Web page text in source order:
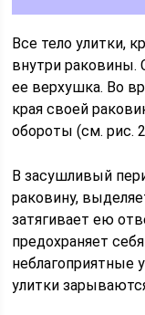
Все тело улитки,
внутри раковины.
ее верхушка. Во
края своей
обороты (см. рис.
В засушливый
раковину,
затягивает ею
предохраняет
неблагоприятные
улитки